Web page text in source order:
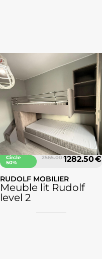
Circle
50%
2565.00 €1282.50 €
RUDOLF MOBILIER
Meuble lit Rudolf
level 2